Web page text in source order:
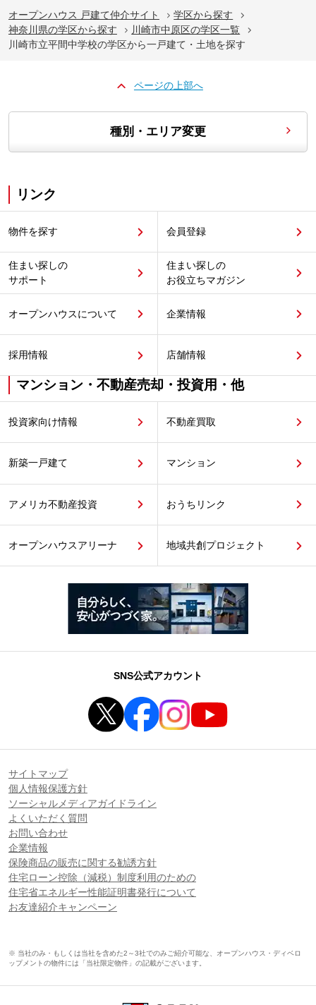
オープンハウス 戸建て仲介サイト
学区から探す
神奈川県の学区から探す
川崎市中原区の学区一覧
川崎市立平間中学校の学区から一戸建て・土地を探す
ページの上部へ
種別・エリア変更
リンク
物件を探す 会員登録
住まい探しの
サポート
住まい探しの
お役立ちマガジン
オープンハウスについて 企業情報
採用情報 店舗情報
マンション・不動産売却・投資用・他
投資家向け情報 不動産買取
新築一戸建て マンション
アメリカ不動産投資 おうちリンク
オープンハウスアリーナ 地域共創プロジェクト
SNS公式アカウント
サイトマップ
個人情報保護方針
ソーシャルメディアガイドライン
よくいただく質問
お問い合わせ
企業情報
保険商品の販売に関する勧誘方針
住宅ローン控除（減税）制度利用のための
住宅省エネルギー性能証明書発行について
お友達紹介キャンペーン
※ 当社のみ・もしくは当社を含めた2～3社でのみご紹介可能な、オープンハウス・ディベロ
ップメントの物件には「当社限定物件」の記載がございます。